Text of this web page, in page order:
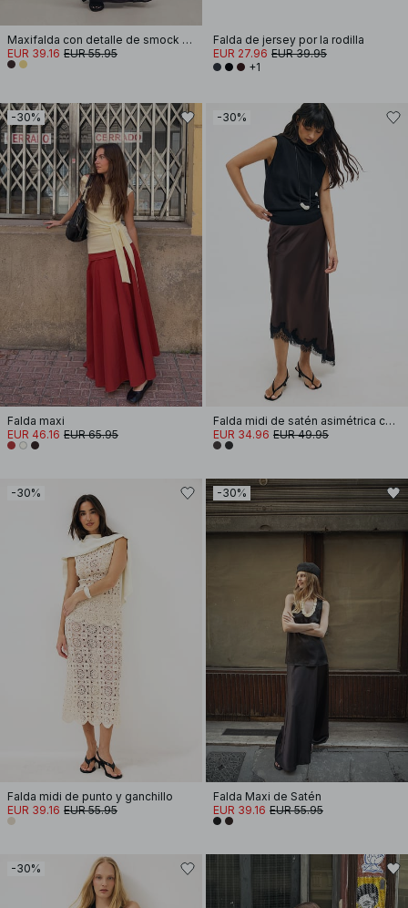
Maxifalda con detalle de smock en la cintura
EUR 39.16 EUR 55.95
Falda de jersey por la rodilla
EUR 27.96 EUR 39.95
+1
-30%
Falda maxi
EUR 46.16 EUR 65.95
-30%
Falda midi de satén asimétrica con encaje
EUR 34.96 EUR 49.95
-30%
Falda midi de punto y ganchillo
EUR 39.16 EUR 55.95
-30%
Falda Maxi de Satén
EUR 39.16 EUR 55.95
-30%